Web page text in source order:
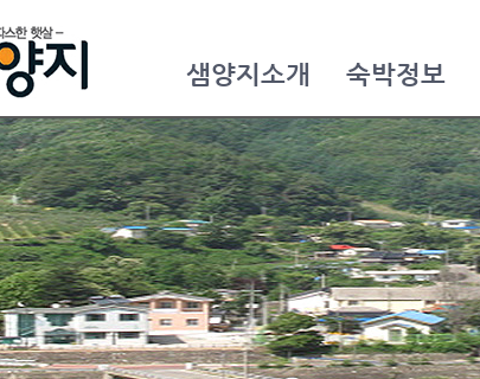
샘양지소개 숙박정보